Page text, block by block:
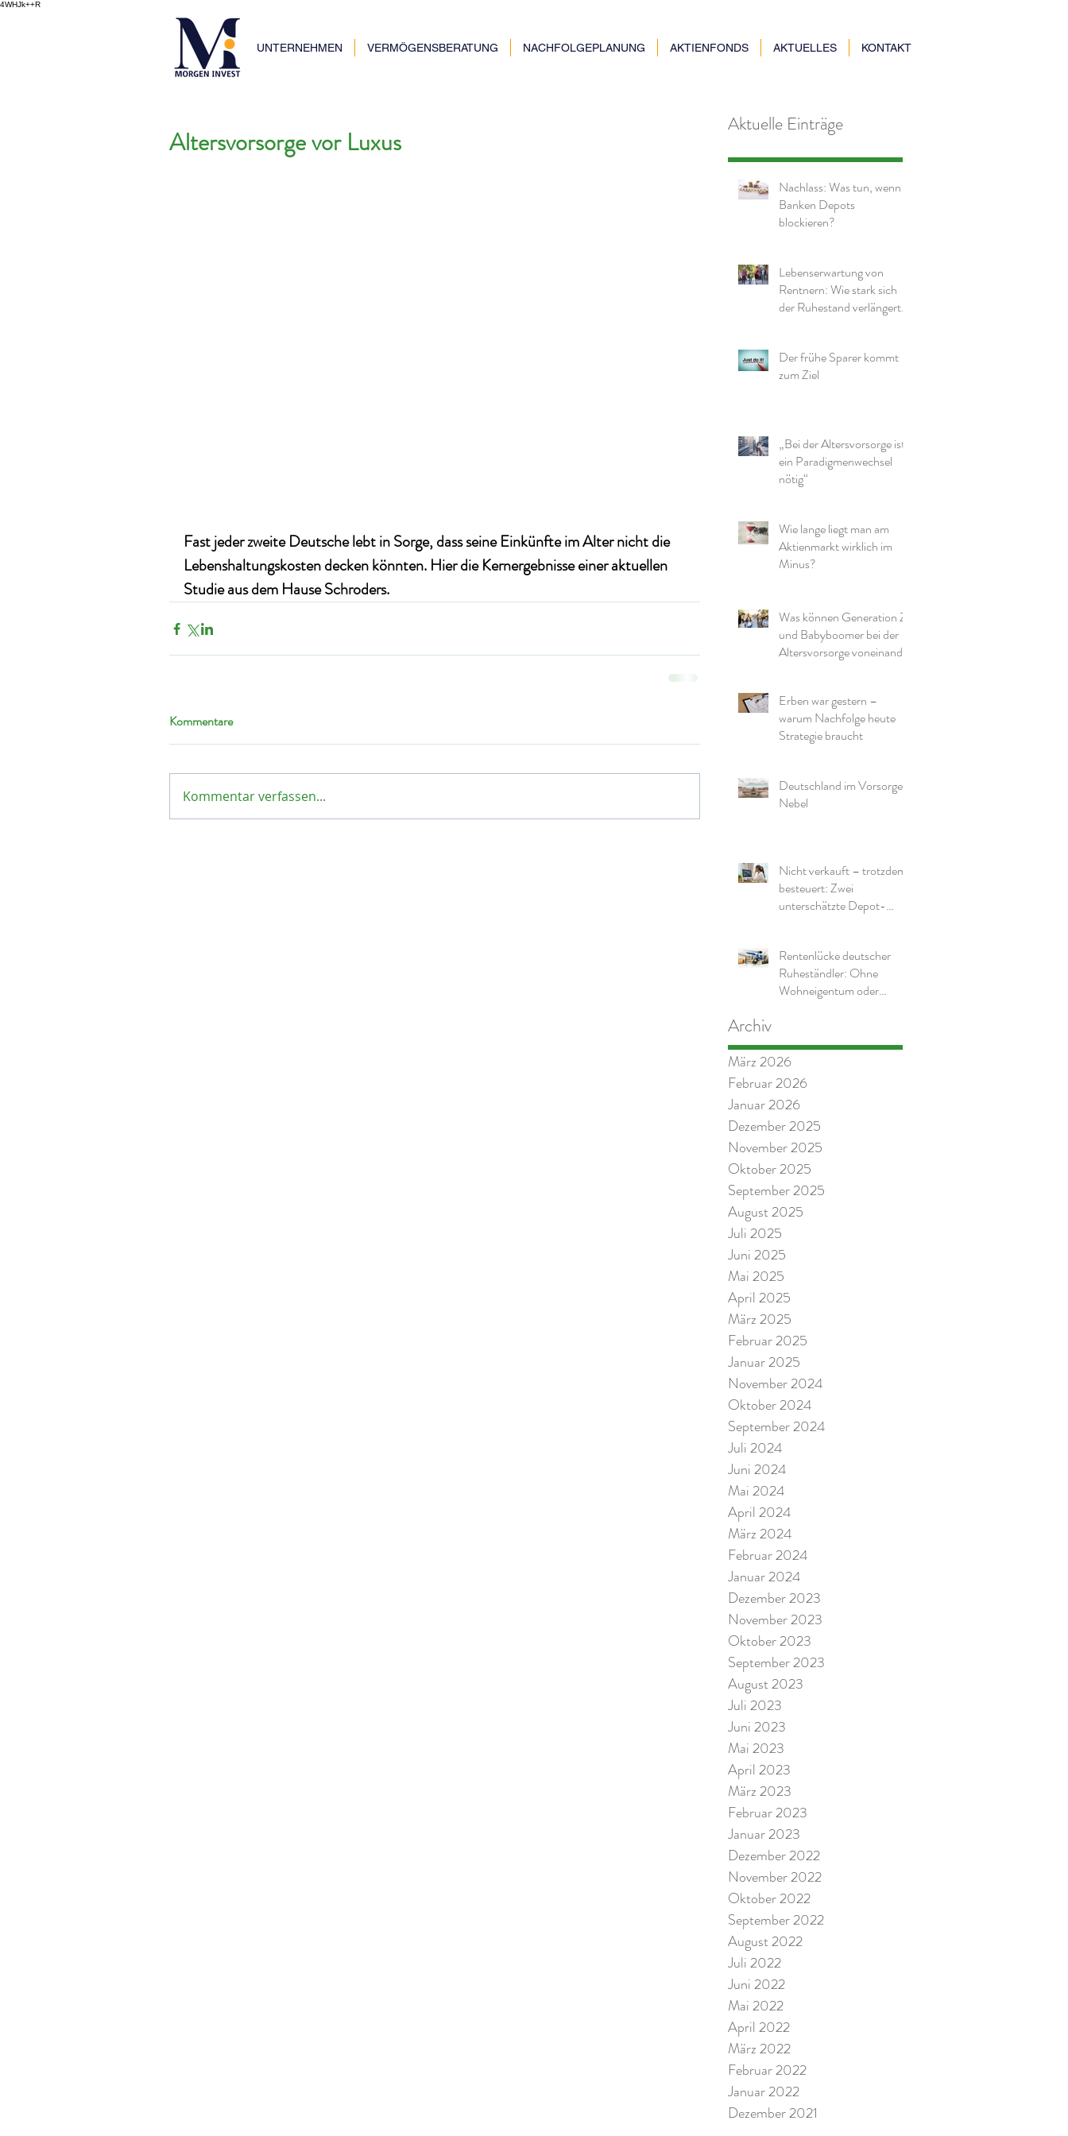
4WHJk++R
UNTERNEHMEN VERMÖGENSBERATUNG NACHFOLGEPLANUNG AKTIENFONDS AKTUELLES KONTAKT
Altersvorsorge vor Luxus
Fast jeder zweite Deutsche lebt in Sorge, dass seine Einkünfte im Alter nicht die
Lebenshaltungskosten decken könnten. Hier die Kernergebnisse einer aktuellen
Studie aus dem Hause Schroders.
Kommentare
Kommentar verfassen...
Aktuelle Einträge
Nachlass: Was tun, wenn
Banken Depots
blockieren?
Lebenserwartung von
Rentnern: Wie stark sich
der Ruhestand verlängert
Der frühe Sparer kommt
zum Ziel
„Bei der Altersvorsorge ist
ein Paradigmenwechsel
nötig“
Wie lange liegt man am
Aktienmarkt wirklich im
Minus?
Was können Generation Z
und Babyboomer bei der
Altersvorsorge voneinander
Erben war gestern –
warum Nachfolge heute
Strategie braucht
Deutschland im Vorsorge-
Nebel
Nicht verkauft – trotzdem
besteuert: Zwei
unterschätzte Depot-
Rentenlücke deutscher
Ruheständler: Ohne
Wohneigentum oder
Archiv
März 2026
Februar 2026
Januar 2026
Dezember 2025
November 2025
Oktober 2025
September 2025
August 2025
Juli 2025
Juni 2025
Mai 2025
April 2025
März 2025
Februar 2025
Januar 2025
November 2024
Oktober 2024
September 2024
Juli 2024
Juni 2024
Mai 2024
April 2024
März 2024
Februar 2024
Januar 2024
Dezember 2023
November 2023
Oktober 2023
September 2023
August 2023
Juli 2023
Juni 2023
Mai 2023
April 2023
März 2023
Februar 2023
Januar 2023
Dezember 2022
November 2022
Oktober 2022
September 2022
August 2022
Juli 2022
Juni 2022
Mai 2022
April 2022
März 2022
Februar 2022
Januar 2022
Dezember 2021